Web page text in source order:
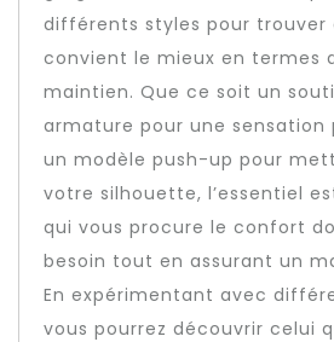
différents styles pour trouver
convient le mieux en termes
maintien. Que ce soit un
armature pour une sensation
un modèle push-up pour
votre silhouette, l’essentiel
qui vous procure le confort
besoin tout en assurant un
En expérimentant avec
vous pourrez découvrir celui